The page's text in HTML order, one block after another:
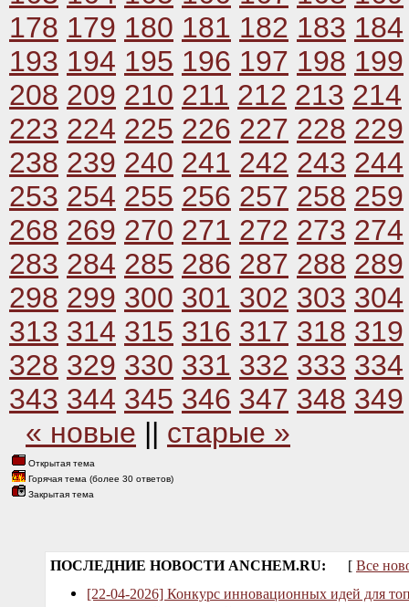
178 179 180 181 182 183 184
193 194 195 196 197 198 199
208 209 210 211 212 213 214
223 224 225 226 227 228 229
238 239 240 241 242 243 244
253 254 255 256 257 258 259
268 269 270 271 272 273 274
283 284 285 286 287 288 289
298 299 300 301 302 303 304
313 314 315 316 317 318 319
328 329 330 331 332 333 334
343 344 345 346 347 348 349
« новые || старые »
Открытая тема
Горячая тема (более 30 ответов)
Закрытая тема
ПОСЛЕДНИЕ НОВОСТИ ANCHEM.RU: [ Все
[22-04-2026] Конкурс инновационных идей для